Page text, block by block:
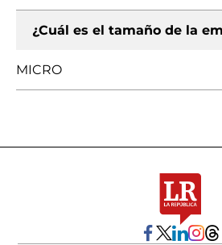
¿Cuál es el tamaño de la
MICRO